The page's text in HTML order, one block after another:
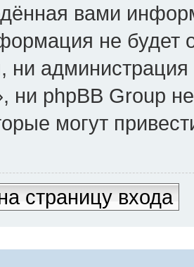
вами
не будет
ни
ни phpBB Group
могут
страницу входа